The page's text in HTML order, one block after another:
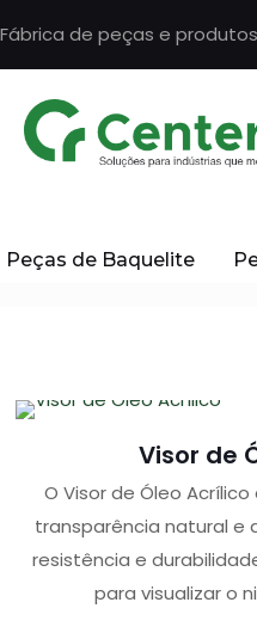
Fábrica de peças e
Peças de Baquelite
Visor de
O Visor de Óleo
transparência natural e
resistência e
para visualizar o